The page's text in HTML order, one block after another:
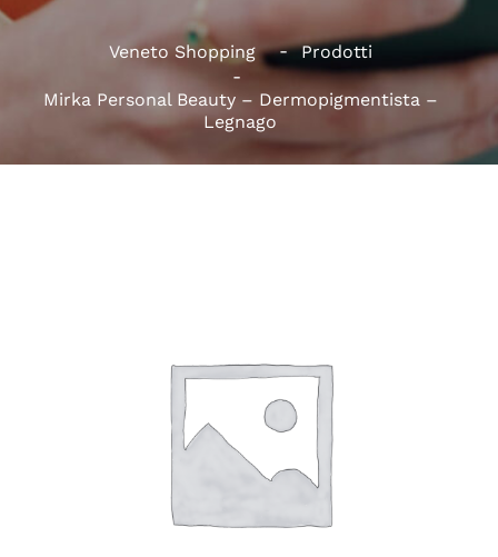
Veneto Shopping Prodotti
Mirka Personal Beauty – Dermopigmentista –
Legnago